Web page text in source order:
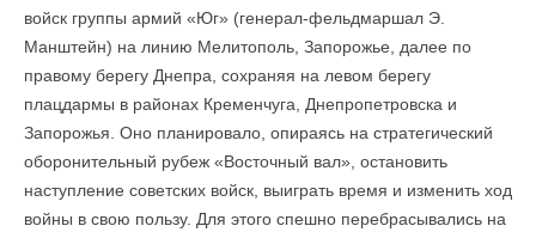
войск группы армий «Юг» (генерал-фельдмаршал Э.
Манштейн) на линию Мелитополь, Запорожье, далее по
правому берегу Днепра, сохраняя на левом берегу
плацдармы в районах Кременчуга, Дне­пропетровска и
Запорожья. Оно планировало, опираясь на стратегический
оборонительный рубеж «Восточный вал», остановить
наступление советских войск, выиграть время и изменить ход
войны в свою пользу. Для этого спешно перебрасывались на